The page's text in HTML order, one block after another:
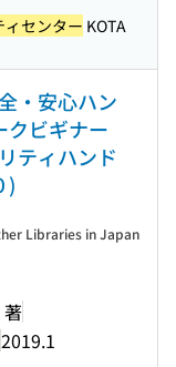
センター KOTA
・安心ハン
クビギナー
ティハンド
)
著
2019.1
Libraries in Japan